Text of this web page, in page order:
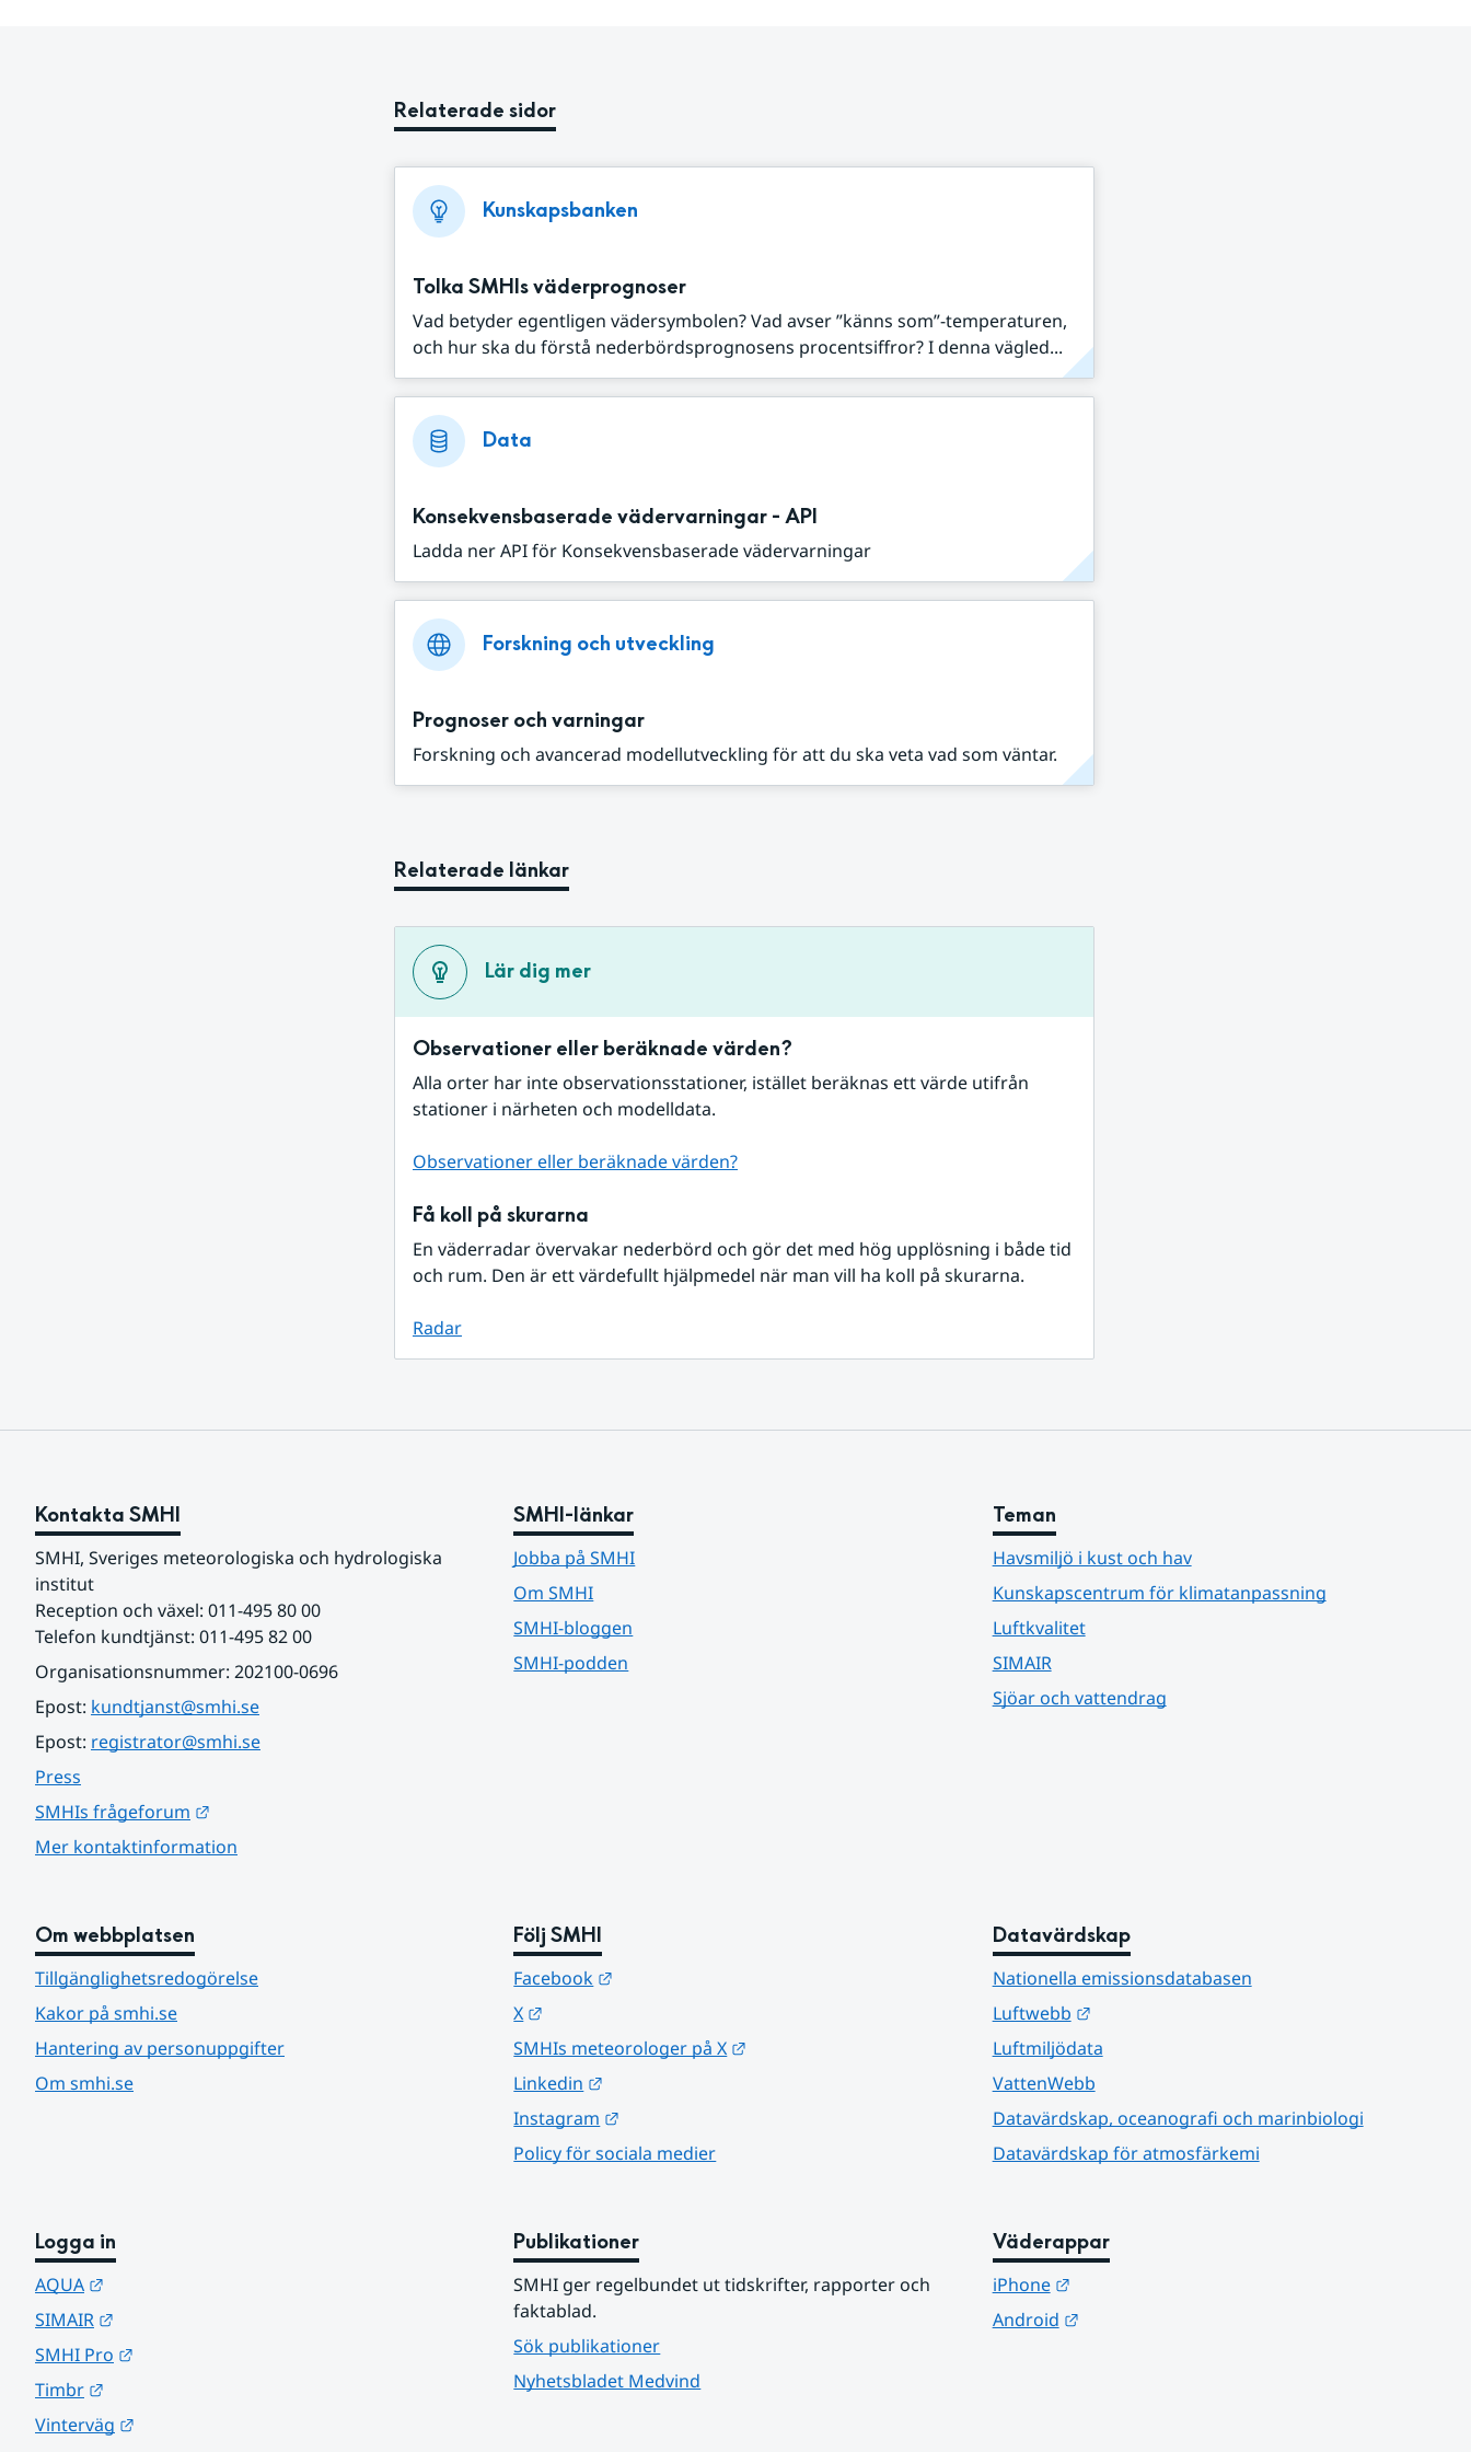
Relaterade sidor
Kunskapsbanken
Tolka SMHIs väderprognoser
Vad betyder egentligen vädersymbolen? Vad avser ”känns som”-temperaturen,
och hur ska du förstå nederbördsprognosens procentsiffror? I denna vägled...
Data
Konsekvensbaserade vädervarningar - API
Ladda ner API för Konsekvensbaserade vädervarningar
Forskning och utveckling
Prognoser och varningar
Forskning och avancerad modellutveckling för att du ska veta vad som väntar.
Relaterade länkar
Lär dig mer
Observationer eller beräknade värden?
Alla orter har inte observationsstationer, istället beräknas ett värde utifrån
stationer i närheten och modelldata.
Observationer eller beräknade värden?
Få koll på skurarna
En väderradar övervakar nederbörd och gör det med hög upplösning i både tid
och rum. Den är ett värdefullt hjälpmedel när man vill ha koll på skurarna.
Radar
Kontakta SMHI
SMHI, Sveriges meteorologiska och hydrologiska
institut
Reception och växel: 011-495 80 00
Telefon kundtjänst: 011-495 82 00
Organisationsnummer: 202100-0696
Epost: kundtjanst@smhi.se
Epost: registrator@smhi.se
Press
SMHIs frågeforum
Mer kontaktinformation
SMHI-länkar
Jobba på SMHI
Om SMHI
SMHI-bloggen
SMHI-podden
Teman
Havsmiljö i kust och hav
Kunskapscentrum för klimatanpassning
Luftkvalitet
SIMAIR
Sjöar och vattendrag
Om webbplatsen
Tillgänglighetsredogörelse
Kakor på smhi.se
Hantering av personuppgifter
Om smhi.se
Följ SMHI
Facebook
X
SMHIs meteorologer på X
Linkedin
Instagram
Policy för sociala medier
Datavärdskap
Nationella emissionsdatabasen
Luftwebb
Länk till annan webbplats.
Luftmiljödata
VattenWebb
Datavärdskap, oceanografi och marinbiologi
Datavärdskap för atmosfärkemi
Logga in
AQUA
SIMAIR
SMHI Pro
Timbr
Vinterväg
Publikationer
SMHI ger regelbundet ut tidskrifter, rapporter och
faktablad.
Sök publikationer
Nyhetsbladet Medvind
Väderappar
iPhone
Länk till annan webbplats.
Android
Länk till annan webbplats.